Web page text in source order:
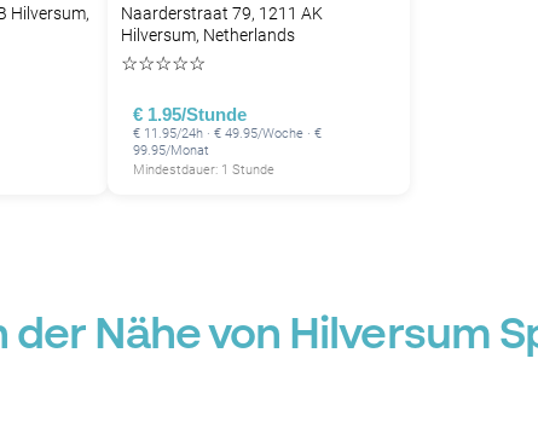
Hilversum,
Naarderstraat 79, 1211 AK
Hilversum, Netherlands
☆☆☆☆☆
€ 1.95/Stunde
€ 11.95/24h · € 49.95/Woche · €
99.95/Monat
Mindestdauer: 1 Stunde
der Nähe von Hilversum